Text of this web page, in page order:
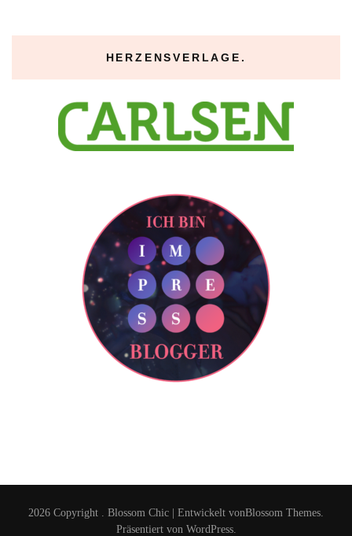
HERZENSVERLAGE.
2026 Copyright Blossom Chic | Entwickelt vonBlossom Themes
Präsentiert von WordPress.